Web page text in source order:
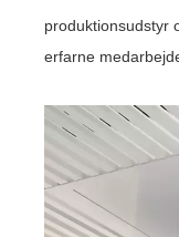
produktionsudstyr
erfarne